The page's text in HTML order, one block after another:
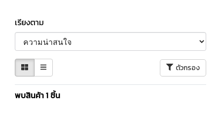
เรียงตาม
ตัวกรอง
พบสินค้า 1 ชิ้น